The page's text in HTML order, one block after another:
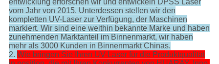
entwicklung erforschen wir und entwickeln DPSS Laser
vom Jahr von 2015. Unterdessen stellen wir den
kompletten UV-Laser zur Verfügung, der Maschinen
markiert. Wir sind eine weithin bekannte Marke und haben
zunehmenden Marktanteil im Binnenmarkt, wir haben
mehr als 3000 Kunden in Binnenmarkt Chinas.
2. Wie bringen Sie Ihren UV-Laser für die Produktqualität